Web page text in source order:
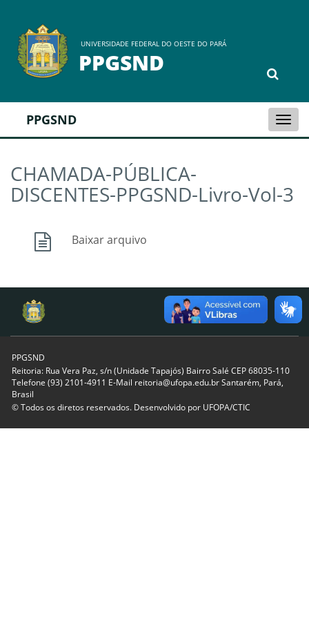
UNIVERSIDADE FEDERAL DO OESTE DO PARÁ
PPGSND
PPGSND
CHAMADA-PÚBLICA-
DISCENTES-PPGSND-Livro-Vol-3
Baixar arquivo
PPGSND
Reitoria: Rua Vera Paz, s/n (Unidade Tapajós) Bairro Salé CEP 68035-110
Telefone (93) 2101-4911 E-Mail reitoria@ufopa.edu.br Santarém, Pará,
Brasil
© Todos os diretos reservados. Desenvolvido por UFOPA/CTIC